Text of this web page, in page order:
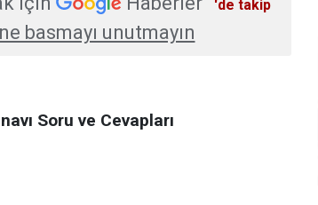
'de takip
basmayı unutmayın
Soru ve Cevapları